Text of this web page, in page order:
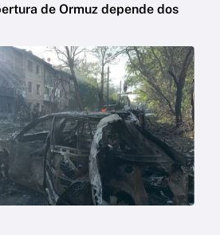
de Ormuz depende dos